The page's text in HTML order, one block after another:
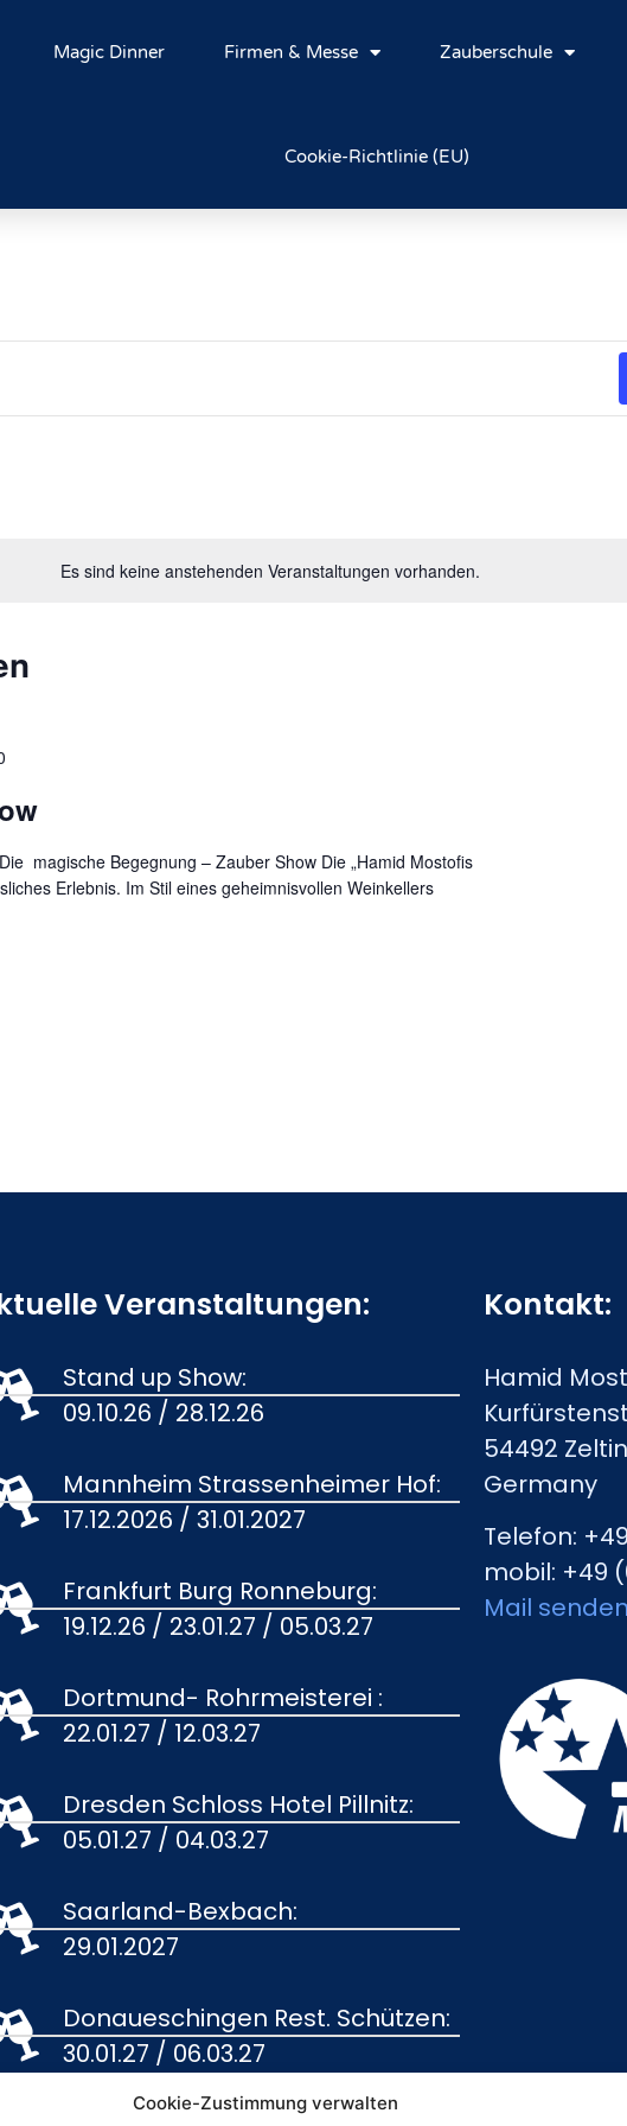
Cookie-Zustimmung verwalten
Magic Dinner Firmen & Messe Zauberschule
Cookie-Richtlinie (EU)
Es sind keine anstehenden Veranstaltungen vorhanden.
magische Begegnung – Zauber Show Die „Hamid Mostofis
Erlebnis. Im Stil eines geheimnisvollen Weinkellers
Veranstaltungen:
Stand up Show:
09.10.26 / 28.12.26
Mannheim Strassenheimer Hof:
17.12.2026 / 31.01.2027
Frankfurt Burg Ronneburg:
19.12.26 / 23.01.27 / 05.03.27
Dortmund- Rohrmeisterei :
22.01.27 / 12.03.27
Dresden Schloss Hotel Pillnitz:
05.01.27 / 04.03.27
Saarland-Bexbach:
29.01.2027
Donaueschingen Rest. Schützen:
30.01.27 / 06.03.27
Kontakt:
Hamid
54492
Germany
Telefon:
mobil: +49
Mail